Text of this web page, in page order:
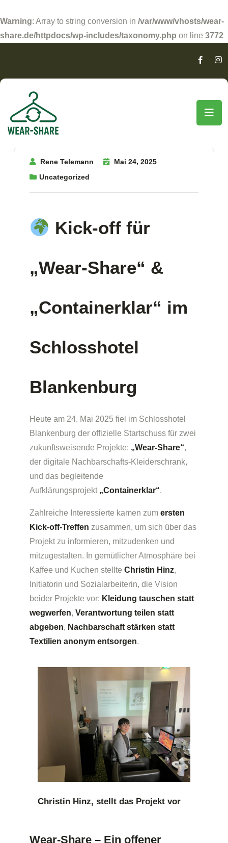
Warning: Array to string conversion in /var/www/vhosts/wear-
share.de/httpdocs/wp-includes/taxonomy.php on line 3772
Rene Telemann
Mai 24, 2025
Uncategorized
Kick-off für
„Wear-Share“ &
„Containerklar“ im
Schlosshotel
Blankenburg
Heute am 24. Mai 2025 fiel im Schlosshotel
Blankenburg der offizielle Startschuss für zwei
zukunftsweisende Projekte: „Wear-Share“,
der digitale Nachbarschafts-Kleiderschrank,
und das begleitende
Aufklärungsprojekt „Containerklar“.
Zahlreiche Interessierte kamen zum ersten
Kick-off-Treffen zusammen, um sich über das
Projekt zu informieren, mitzudenken und
mitzugestalten. In gemütlicher Atmosphäre bei
Kaffee und Kuchen stellte Christin Hinz,
Initiatorin und Sozialarbeiterin, die Vision
beider Projekte vor: Kleidung tauschen statt
wegwerfen, Verantwortung teilen statt
abgeben, Nachbarschaft stärken statt
Textilien anonym entsorgen.
Christin Hinz, stellt das Projekt vor
Wear-Share – Ein offener